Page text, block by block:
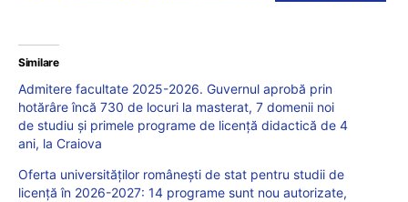
Similare
Admitere facultate 2025-2026. Guvernul aprobă prin
hotărâre încă 730 de locuri la masterat, 7 domenii noi
de studiu și primele programe de licență didactică de 4
ani, la Craiova
Oferta universităților românești de stat pentru studii de
licență în 2026-2027: 14 programe sunt nou autorizate,